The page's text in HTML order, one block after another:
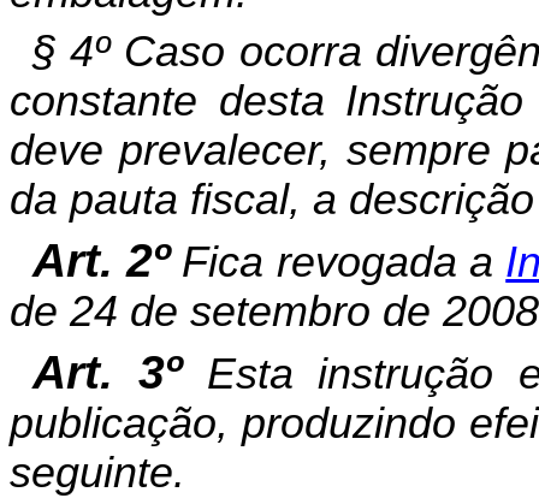
§ 4º Caso ocorra
constante desta
deve prevalecer, sempre
da pauta fiscal, a
Art. 2ºFica revogada a
de 24 de setembro de
Art. 3ºEsta instrução
publicação, produzindo
seguinte.